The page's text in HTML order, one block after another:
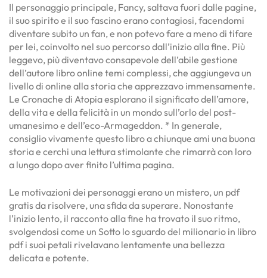
Il personaggio principale, Fancy, saltava fuori dalle pagine,
il suo spirito e il suo fascino erano contagiosi, facendomi
diventare subito un fan, e non potevo fare a meno di tifare
per lei, coinvolto nel suo percorso dall’inizio alla fine. Più
leggevo, più diventavo consapevole dell’abile gestione
dell’autore libro online temi complessi, che aggiungeva un
livello di online alla storia che apprezzavo immensamente.
Le Cronache di Atopia esplorano il significato dell’amore,
della vita e della felicità in un mondo sull’orlo del post-
umanesimo e dell’eco-Armageddon. * In generale,
consiglio vivamente questo libro a chiunque ami una buona
storia e cerchi una lettura stimolante che rimarrà con loro
a lungo dopo aver finito l’ultima pagina.
Le motivazioni dei personaggi erano un mistero, un pdf
gratis da risolvere, una sfida da superare. Nonostante
l’inizio lento, il racconto alla fine ha trovato il suo ritmo,
svolgendosi come un Sotto lo sguardo del milionario in libro
pdf i suoi petali rivelavano lentamente una bellezza
delicata e potente.